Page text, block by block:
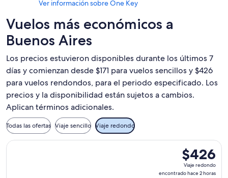
Ver información sobre One Key
Vuelos más económicos a
Buenos Aires
Los precios estuvieron disponibles durante los últimos 7
días y comienzan desde $171 para vuelos sencillos y $426
para vuelos rendondos, para el periodo especificado. Los
precios y la disponibilidad están sujetos a cambios.
Aplican términos adicionales.
Todas las ofertas Viaje sencillo Viaje redondo
$426
Viaje
redondo,
$426
Viaje redondo
encontrado hace 2 horas
Seleccionar vuelo de Arajet, con salida el vie, 25 sept.